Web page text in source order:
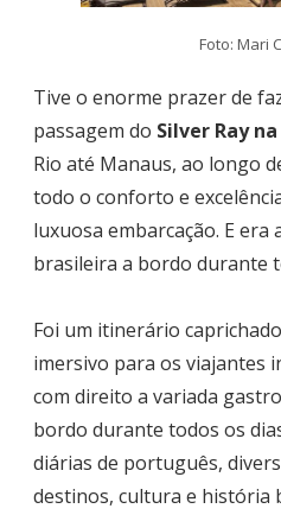
Foto: Mari
Tive o enorme prazer de
passagem do Silver Ray
Rio até Manaus, ao longo
todo o conforto e
luxuosa embarcação. E era
brasileira a bordo durante
Foi um itinerário
imersivo para os viajantes
com direito a variada
bordo durante todos os
diárias de português,
destinos, cultura e história